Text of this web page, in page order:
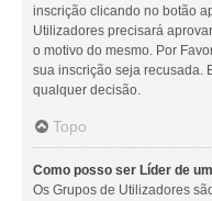
inscrição clicando no botão
Utilizadores precisará
o motivo do mesmo. Por
sua inscrição seja recusada.
qualquer decisão.
Topo
Como posso ser Líder de
Os Grupos de Utilizadores